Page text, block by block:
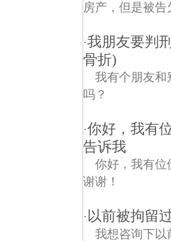
房产，但是被
·我朋友要判
骨折)
我有个朋友和
吗？
·你好，我有
告诉我
你好，我有位
谢谢！
· 以前被拘留
我想咨询下以